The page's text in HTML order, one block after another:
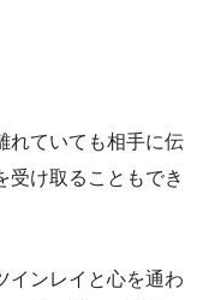
れていても相手に伝
受け取ることもでき
インレイと心を通わ